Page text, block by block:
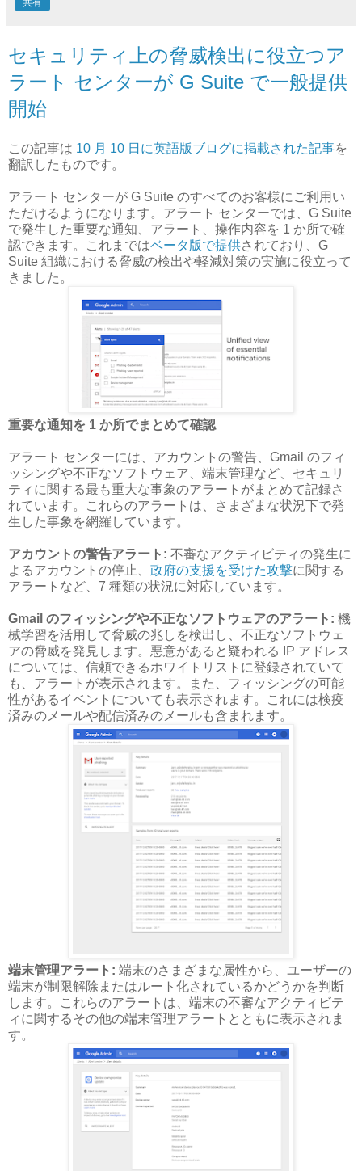
セキュリティ上の脅威検出に役立つア
ラート センターが G Suite で一般提供
開始
この記事は 10 月 10 日に英語版ブログに掲載された記事を
翻訳したものです。
アラート センターが G Suite のすべてのお客様にご利用い
ただけるようになります。アラート センターでは、G Suite
で発生した重要な通知、アラート、操作内容を 1 か所で確
認できます。これまではベータ版で提供されており、G
Suite 組織における脅威の検出や軽減対策の実施に役立って
きました。
重要な通知を 1 か所でまとめて確認
アラート センターには、アカウントの警告、Gmail のフィ
ッシングや不正なソフトウェア、端末管理など、セキュリ
ティに関する最も重大な事象のアラートがまとめて記録さ
れています。これらのアラートは、さまざまな状況下で発
生した事象を網羅しています。
アカウントの警告アラート: 不審なアクティビティの発生に
よるアカウントの停止、 政府の支援を受けた攻撃に関する
アラートなど、7 種類の状況に対応しています。
Gmail のフィッシングや不正なソフトウェアのアラート: 機
械学習を活用して脅威の兆しを検出し、不正なソフトウェ
アの脅威を発見します。悪意があると疑われる IP アドレス
については、信頼できるホワイトリストに登録されていて
も、アラートが表示されます。また、フィッシングの可能
性があるイベントについても表示されます。これには検疫
済みのメールや配信済みのメールも含まれます。
端末管理アラート: 端末のさまざまな属性から、ユーザーの
端末が制限解除またはルート化されているかどうかを判断
します。これらのアラートは、端末の不審なアクティビテ
ィに関するその他の端末管理アラートとともに表示されま
す。